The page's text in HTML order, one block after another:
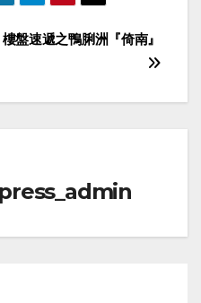
樓盤速遞之鴨脷洲『倚南』